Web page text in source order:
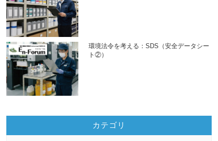
環境法令を考える：SDS（安全データシー
ト②）
カテゴリ